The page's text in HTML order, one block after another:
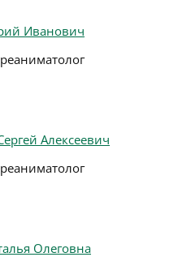
Иванович
Алексеевич
Олеговна